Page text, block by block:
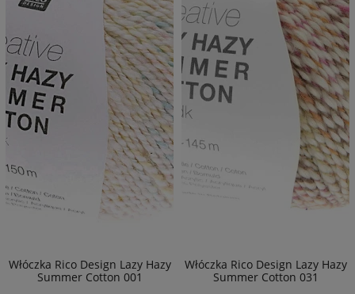
Włóczka Rico Design Lazy Hazy
Summer Cotton 001
Włóczka Rico Design Lazy Hazy
Summer Cotton 031